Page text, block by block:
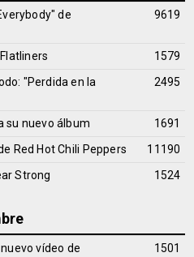
de
9619
1579
"Perdida en la
2495
su nuevo álbum
1691
Red Hot Chili Peppers
11190
Strong
1524
vídeo de
1501